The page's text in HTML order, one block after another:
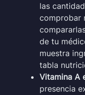
las
comprobar
de tu
muestra
tabla
Vitamina A
presencia